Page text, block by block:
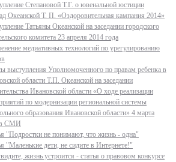
Степановой Т.Г. о ювенальной юстиции
Океанской Т. П. «Оздоровительная кампания 2014»
Татьяны Океанской на заседании городского
комитета 23 апреля 2014 года
медиативных технологий по урегулированию
выступления Уполномоченного по правам ребенка в
области Т.П. Океанской на заседании
Ивановской области «О ходе реализации
по модернизации региональной системы
образования Ивановской области» 4 марта
в СМИ
"Подростки не понимают, что жизнь - одна"
"Маленькие дети, не сидите в Интернете!"
жизнь устроится - статья о правовом конкурсе